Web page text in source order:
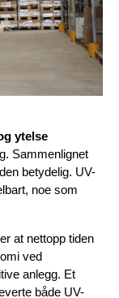
ytelse
Sammenlignet
betydelig. UV-
noe som
at nettopp tiden
ved
anlegg. Et
både UV-